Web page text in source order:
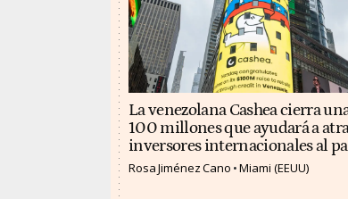
La venezolana Cashea cierra
100 millones que ayudará a
inversores internacionales al
Rosa Jiménez Cano Miami (EEUU)